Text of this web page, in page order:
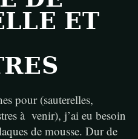
ET
pour (sauterelles,
à venir), j’ai eu besoin
de mousse. Dur de